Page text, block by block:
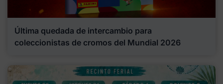
Última quedada de intercambio para
coleccionistas de cromos del Mundial 2026